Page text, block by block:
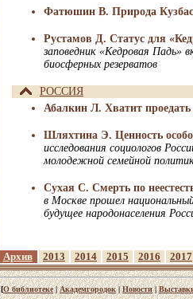
Фатюшин В. Природа
Рустамов Д. Статус для
заповедник «Кедровая Падь»
биосферных резерватов
РОССИЯ
Абалкин Л. Хватит
Шляхтина Э. Ценность
исследования социологов
молодежной семейной
Сухая С. Смерть по
в Москве прошел
будущее народонаселения
Архив 2013 2014 2015 2016 2017
[О библиотеке|Академгородок|Новости|